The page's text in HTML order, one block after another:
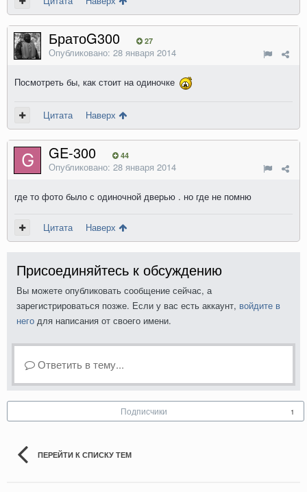
БратоG300 27
Опубликовано: 28 января 2014
Посмотреть бы, как стоит на одиночке
Цитата Наверх
GE-300 44
Опубликовано: 28 января 2014
где то фото было с одиночной дверью . но где не помню
Цитата Наверх
Присоединяйтесь к обсуждению
Вы можете опубликовать сообщение сейчас, а
зарегистрироваться позже. Если у вас есть аккаунт, войдите в
него для написания от своего имени.
Ответить в тему...
Подписчики 1
ПЕРЕЙТИ К СПИСКУ ТЕМ